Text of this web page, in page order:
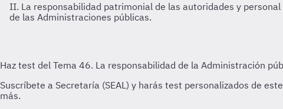
II. La responsabilidad patrimonial de las autoridades y
de las Administraciones públicas.